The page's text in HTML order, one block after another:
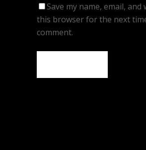
Save my name, email, and
this browser for the next
comment.